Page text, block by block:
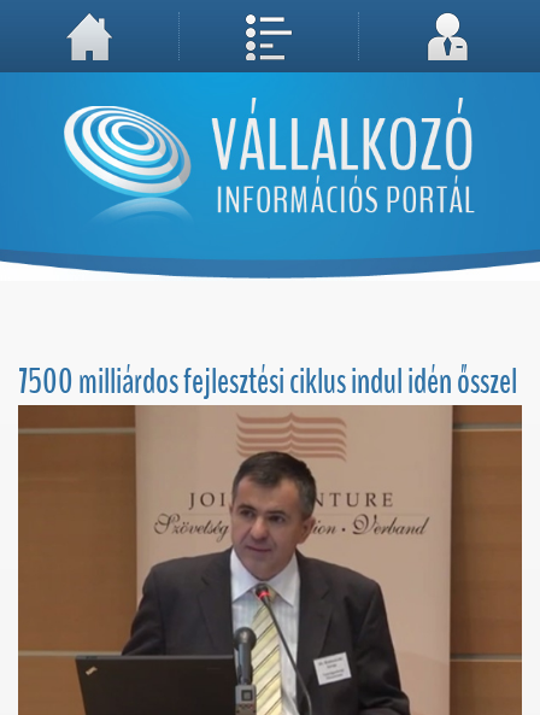
A weboldal használatával Ön elfogadja, hogy Cookie-kat (sütiket) tároljunk számítógépén. A sütik a weboldal megfelelő működéséhez
Megértettem, folytatás...
7500 milliárdos fejlesztési ciklus indul idén ősszel